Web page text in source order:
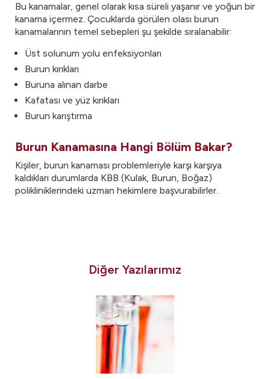
Bu kanamalar, genel olarak kısa süreli yaşanır ve yoğun bir
kanama içermez. Çocuklarda görülen olası burun
kanamalarının temel sebepleri şu şekilde sıralanabilir:
Üst solunum yolu enfeksiyonları
Burun kırıkları
Buruna alınan darbe
Kafatası ve yüz kırıkları
Burun karıştırma
Burun Kanamasına Hangi Bölüm Bakar?
Kişiler, burun kanaması problemleriyle karşı karşıya
kaldıkları durumlarda KBB (Kulak, Burun, Boğaz)
polikliniklerindeki uzman hekimlere başvurabilirler.
Diğer Yazılarımız